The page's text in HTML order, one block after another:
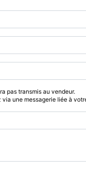
pas transmis au vendeur.
via une messagerie liée à